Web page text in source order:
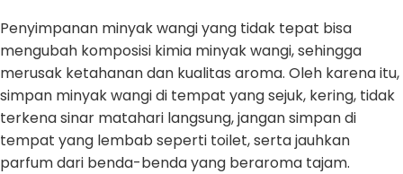
Penyimpanan minyak wangi yang tidak tepat bisa
mengubah komposisi kimia minyak wangi, sehingga
merusak ketahanan dan kualitas aroma. Oleh karena itu,
simpan minyak wangi di tempat yang sejuk, kering, tidak
terkena sinar matahari langsung, jangan simpan di
tempat yang lembab seperti toilet, serta jauhkan
parfum dari benda-benda yang beraroma tajam.